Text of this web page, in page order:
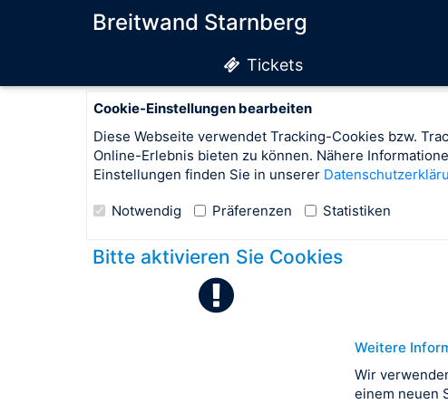
Breitwand Starnberg
Tickets
Cookie-Einstellungen bearbeiten
Diese Webseite verwendet Tracking-Cookies bzw.
Online-Erlebnis bieten zu können. Nähere
Einstellungen finden Sie in unserer
Notwendig Präferenzen Statistiken
Bitte aktivieren Sie Cookies
Weitere
Wir
einem neuen